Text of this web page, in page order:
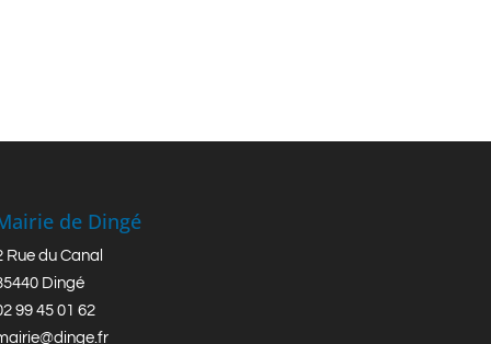
de Dingé
Rue du Canal
Dingé
99 45 01 62